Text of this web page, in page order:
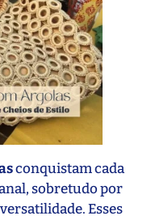
conquistam cada
sobretudo por
Esses